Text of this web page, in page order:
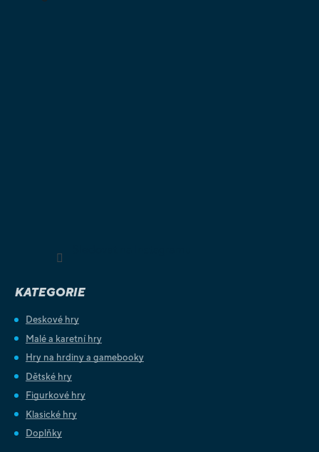
KATEGORIE
Deskové hry
Malé a karetní hry
Hry na hrdiny a gamebooky
Dětské hry
Figurkové hry
Klasické hry
Doplňky